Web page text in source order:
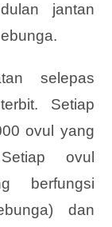
jantan
selepas
Setiap
ovul yang
ovul
berfungsi
dan